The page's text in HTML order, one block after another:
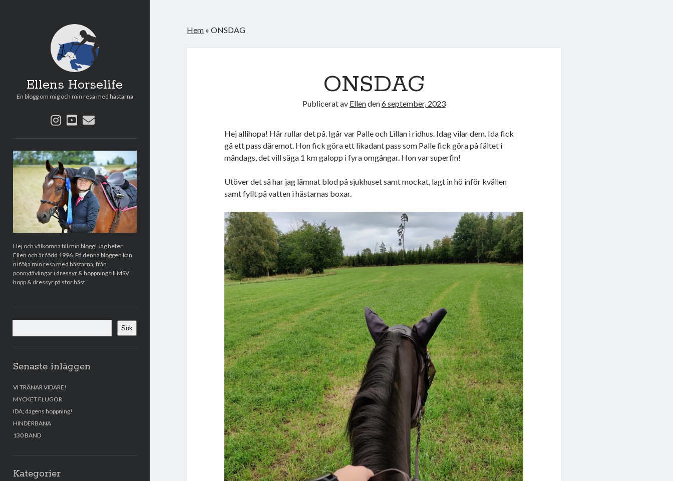
Ellens Horselife
En blogg om mig och min resa med hästarna
instagram
youtube
e-
Sidopanel
Hej och välkomna till min blogg! Jag heter
Ellen och är född 1996. På denna bloggen kan
ni följa min resa med hästarna, från
ponnytävlingar i dressyr & hoppning till MSV
hopp & dressyr på stor häst.
Sök
Senaste inläggen
VI TRÄNAR VIDARE!
MYCKET FLUGOR
IDA; dagens hoppning!
HINDERBANA
130 BAND
Kategorier
Hem »ONSDAG
ONSDAG
Publicerat av Ellenden6 september, 2023
Hej allihopa! Här rullar det på. Igår var Palle och Lillan i ridhus. Idag vilar dem. Ida fick
gå ett pass däremot. Hon fick göra ett likadant pass som Palle fick göra på fältet i
måndags, det vill säga 1 km galopp i fyra omgångar. Hon var superfin!
Utöver det så har jag lämnat blod på sjukhuset samt mockat, lagt in hö inför kvällen
samt fyllt på vatten i hästarnas boxar.